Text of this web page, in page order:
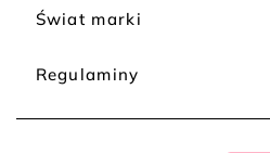
Jesienią, czyli w okresie
długie kurtki pikowane damskie,
ciepło podczas mroźnych
Patrizia Aryton to m.in. beżowa
Świat marki
Regulaminy